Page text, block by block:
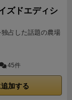
ズドエディシ
占した話題の農場
45件
加する